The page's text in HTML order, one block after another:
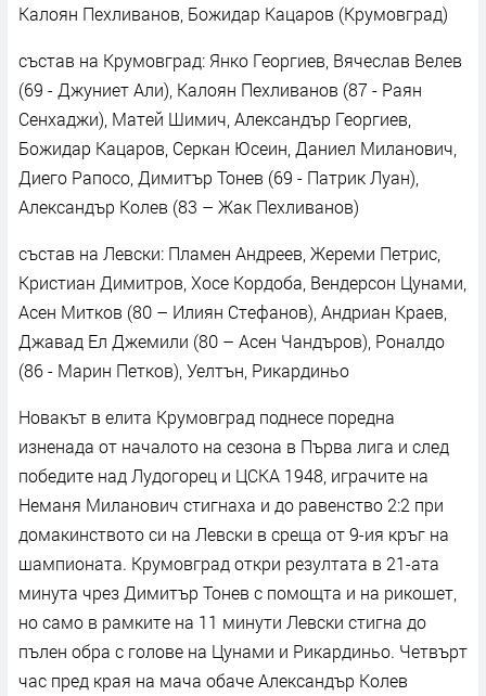
Калоян Пехливанов, Божидар Кацаров (Крумовград)
състав на Крумовград: Янко Георгиев, Вячеслав Велев
(69 - Джуниет Али), Калоян Пехливанов (87 - Раян
Сенхаджи), Матей Шимич, Александър Георгиев,
Божидар Кацаров, Серкан Юсеин, Даниел Миланович,
Диего Рапосо, Димитър Тонев (69 - Патрик Луан),
Александър Колев (83 – Жак Пехливанов)
състав на Левски: Пламен Андреев, Жереми Петрис,
Кристиан Димитров, Хосе Кордоба, Вендерсон Цунами,
Асен Митков (80 – Илиян Стефанов), Андриан Краев,
Джавад Ел Джемили (80 – Асен Чандъров), Роналдо
(86 - Марин Петков), Уелтън, Рикардиньо
Новакът в елита Крумовград поднесе поредна
изненада от началото на сезона в Първа лига и след
победите над Лудогорец и ЦСКА 1948, играчите на
Неманя Миланович стигнаха и до равенство 2:2 при
домакинството си на Левски в среща от 9-ия кръг на
шампионата. Крумовград откри резултата в 21-ата
минута чрез Димитър Тонев с помощта и на рикошет,
но само в рамките на 11 минути Левски стигна до
пълен обра с голове на Цунами и Рикардиньо. Четвърт
час пред края на мача обаче Александър Колев